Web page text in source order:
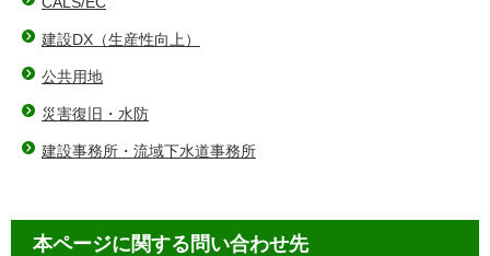
建設DX（⽣産性向上）
公共用地
災害復旧・水防
建設事務所・流域下水道事務所
本ページに関する問い合わせ先